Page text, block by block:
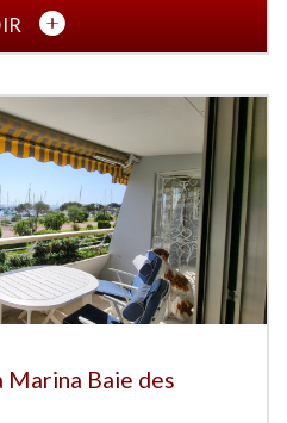
Marina Baie des